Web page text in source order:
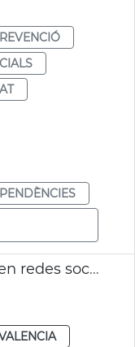
Campaña uso valenciano en redes sociales